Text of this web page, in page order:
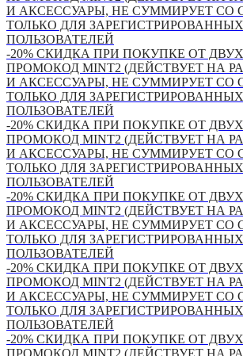
И АКСЕССУАРЫ, НЕ СУММИРУЕТ СО
ТОЛЬКО ДЛЯ ЗАРЕГИСТРИРОВАННЫХ
ПОЛЬЗОВАТЕЛЕЙ
-20% СКИДКА ПРИ ПОКУПКЕ ОТ
ПРОМОКОД MINT2 (ДЕЙСТВУЕТ НА
И АКСЕССУАРЫ, НЕ СУММИРУЕТ СО
ТОЛЬКО ДЛЯ ЗАРЕГИСТРИРОВАННЫХ
ПОЛЬЗОВАТЕЛЕЙ
-20% СКИДКА ПРИ ПОКУПКЕ ОТ
ПРОМОКОД MINT2 (ДЕЙСТВУЕТ НА
И АКСЕССУАРЫ, НЕ СУММИРУЕТ СО
ТОЛЬКО ДЛЯ ЗАРЕГИСТРИРОВАННЫХ
ПОЛЬЗОВАТЕЛЕЙ
-20% СКИДКА ПРИ ПОКУПКЕ ОТ
ПРОМОКОД MINT2 (ДЕЙСТВУЕТ НА
И АКСЕССУАРЫ, НЕ СУММИРУЕТ СО
ТОЛЬКО ДЛЯ ЗАРЕГИСТРИРОВАННЫХ
ПОЛЬЗОВАТЕЛЕЙ
-20% СКИДКА ПРИ ПОКУПКЕ ОТ
ПРОМОКОД MINT2 (ДЕЙСТВУЕТ НА
И АКСЕССУАРЫ, НЕ СУММИРУЕТ СО
ТОЛЬКО ДЛЯ ЗАРЕГИСТРИРОВАННЫХ
ПОЛЬЗОВАТЕЛЕЙ
-20% СКИДКА ПРИ ПОКУПКЕ ОТ
ПРОМОКОД MINT2 (ДЕЙСТВУЕТ НА